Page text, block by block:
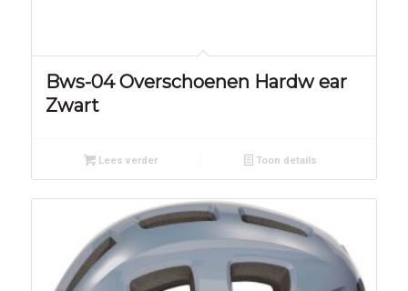
Bws-04 Overschoenen Hardw ear
Zwart
Lees verder Toon details